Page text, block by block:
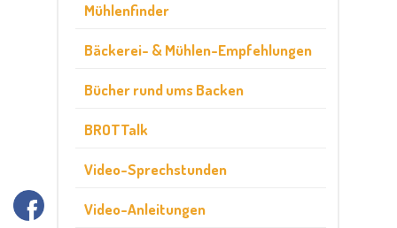
Mühlenfinder
Bäckerei- & Mühlen-Empfehlungen
Bücher rund ums Backen
BROTTalk
Video-Sprechstunden
Video-Anleitungen